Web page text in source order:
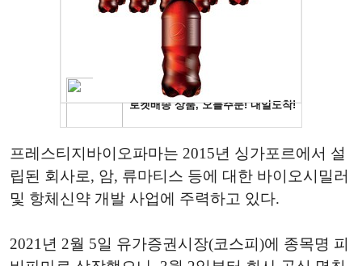
프레스티지바이오파마는 2015년 싱가포르에서 설
립된 회사로, 암, 류마티스 등에 대한 바이오시밀러
및 항체신약 개발 사업에 주력하고 있다.
2021년 2월 5일 유가증권시장(코스피)에 종목명 피